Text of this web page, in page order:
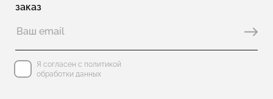
Коллекция CONTESSA: изделия серьги с подвесками
заказ
Я согласен с политикой
обработки данных